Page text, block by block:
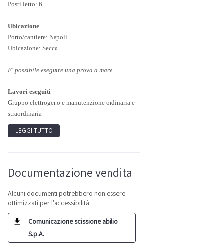
Posti letto: 6
Ubicazione
Porto/cantiere: Napoli
Ubicazione: Secco
E' possibile eseguire una prova a mare
Lavori eseguiti
Gruppo elettrogeno e manutenzione ordinaria e
straordinaria
LEGGI TUTTO
Documentazione vendita
Alcuni documenti potrebbero non essere
ottimizzati per l'accessibilità
Comunicazione scissione abilio
S.p.A.